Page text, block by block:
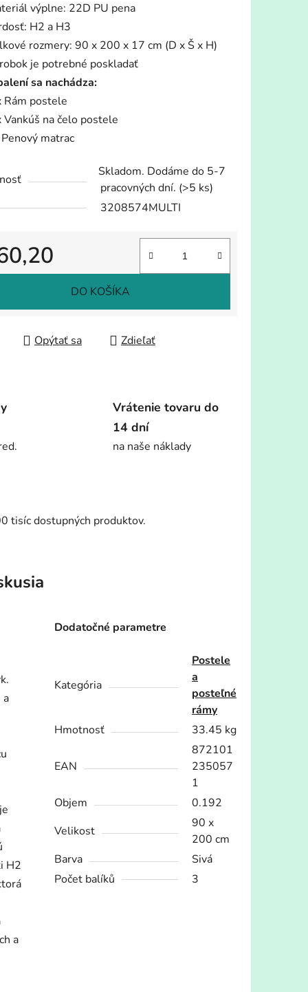
výplne: 22D PU pena
H2 a H3
rozmery: 90 x 200 x 17 cm (D x Š x H)
je potrebné poskladať
sa nachádza:
Rám postele
Vankúš na čelo postele
matrac
Skladom. Dodáme do 5-7
pracovných dní. (>5 ks)
3208574MULTI
cena:
DO KOŠÍKA
Opýtať sa Zdieľať
Vrátenie tovaru do
14 dní
na naše náklady
tisíc dostupných produktov.
a
H2
a
Dodatočné parametre
Kategória
Postele
a
posteľné
rámy
Hmotnosť
33.45 kg
EAN
872101
235057
1
Objem
0.192
Velikost
90 x
200 cm
Barva
Sivá
Počet balíků
3